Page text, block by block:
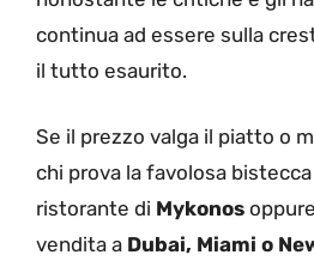
continua ad essere sulla
il tutto esaurito.
Se il prezzo valga il piatto o
chi prova la favolosa bistecca
ristorante di Mykonos
vendita a Dubai, Miami o